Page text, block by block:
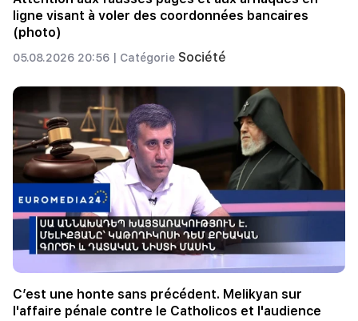
ligne visant à voler des coordonnées bancaires
(photo)
05.08.2026 20:56 | Catégorie Société
C’est une honte sans précédent. Melikyan sur
l'affaire pénale contre le Catholicos et l'audience